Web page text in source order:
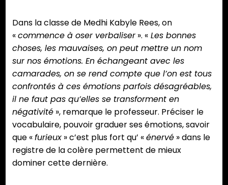
Dans la classe de Medhi Kabyle Rees, on
«commence à oser verbaliser». « Les bonnes
choses, les mauvaises, on peut mettre un nom
sur nos émotions. En échangeant avec les
camarades, on se rend compte que l’on est tous
confrontés à ces émotions parfois désagréables,
il ne faut pas qu’elles se transforment en
négativité », remarque le professeur. Préciser le
vocabulaire, pouvoir graduer ses émotions, savoir
que «furieux » c’est plus fort qu’ «énervé » dans le
registre de la colère permettent de mieux
dominer cette dernière.